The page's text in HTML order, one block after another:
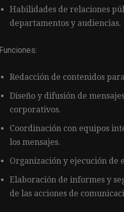
Habilidades de relaciones
departamentos y audiencias.
Funciones:
Redacción de contenidos
Diseño y difusión de
corporativos.
Coordinación con equipos
los mensajes.
Organización y ejecución de
Elaboración de informes y
de las acciones de